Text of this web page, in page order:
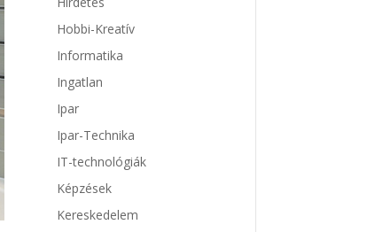
Hobbi-Kreatív
Informatika
Ingatlan
Ipar
Ipar-Technika
IT-technológiák
Képzések
Kereskedelem